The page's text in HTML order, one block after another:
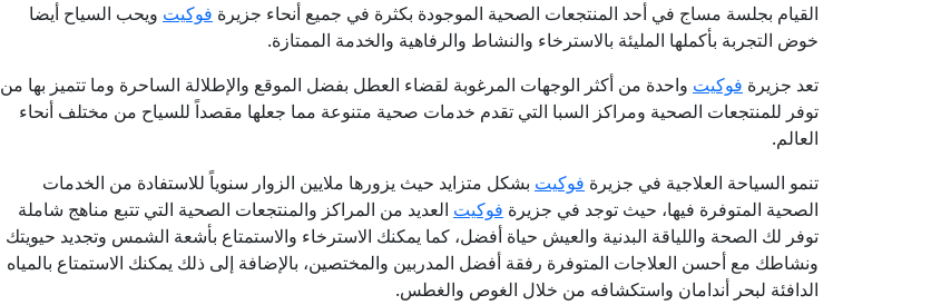
القيام بجلسة مساج في أحد المنتجعات الصحية الموجودة بكثرة في جميع أنحاء جزيرة فوكيت ويحب السياح أيضا
خوض التجربة بأكملها المليئة بالاسترخاء والنشاط والرفاهية والخدمة الممتازة.
تعد جزيرة فوكيت واحدة من أكثر الوجهات المرغوبة لقضاء العطل بفضل الموقع والإطلالة الساحرة وما تتميز بها من
توفر للمنتجعات الصحية ومراكز السبا التي تقدم خدمات صحية متنوعة مما جعلها مقصداً للسياح من مختلف أنحاء
العالم.
تنمو السياحة العلاجية في جزيرة فوكيت بشكل متزايد حيث يزورها ملايين الزوار سنوياً للاستفادة من الخدمات
الصحية المتوفرة فيها، حيث توجد في جزيرة فوكيت العديد من المراكز والمنتجعات الصحية التي تتبع مناهج شاملة
توفر لك الصحة واللياقة البدنية والعيش حياة أفضل، كما يمكنك الاسترخاء والاستمتاع بأشعة الشمس وتجديد حيويتك
ونشاطك مع أحسن العلاجات المتوفرة رفقة أفضل المدربين والمختصين، بالإضافة إلى ذلك يمكنك الاستمتاع بالمياه
الدافئة لبحر أندامان واستكشافه من خلال الغوص والغطس.